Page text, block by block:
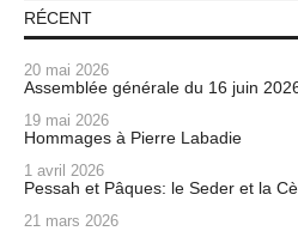
RÉCENT
20 mai 2026
Assemblée générale du 16 juin
19 mai 2026
Hommages à Pierre Labadie
1 avril 2026
Pessah et Pâques: le Seder et la
21 mars 2026